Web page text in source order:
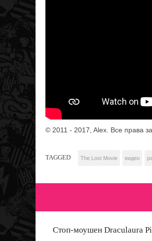
© 2011 ‐ 2017, Alex. Все права
TAGGED The Lost Movie видео